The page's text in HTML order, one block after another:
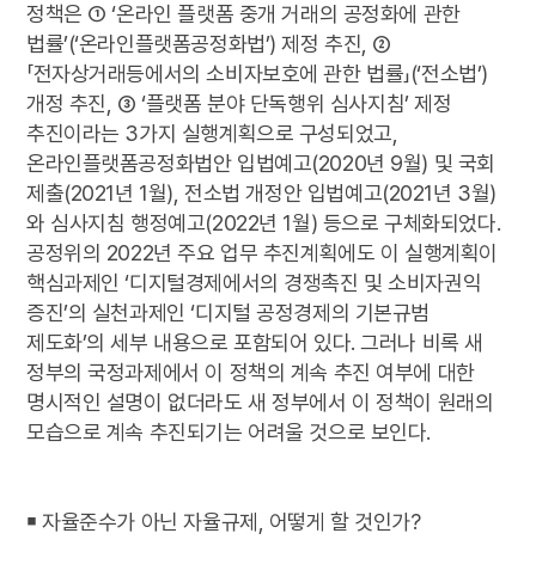
정책은 ① ‘온라인 플랫폼 중개 거래의 공정화에 관한
법률’(‘온라인플랫폼공정화법’) 제정 추진, ②
「전자상거래등에서의 소비자보호에 관한 법률」(‘전소법’)
개정 추진, ③ ‘플랫폼 분야 단독행위 심사지침’ 제정
추진이라는 3가지 실행계획으로 구성되었고,
온라인플랫폼공정화법안 입법예고(2020년 9월) 및 국회
제출(2021년 1월), 전소법 개정안 입법예고(2021년 3월)
와 심사지침 행정예고(2022년 1월) 등으로 구체화되었다.
공정위의 2022년 주요 업무 추진계획에도 이 실행계획이
핵심과제인 ‘디지털경제에서의 경쟁촉진 및 소비자권익
증진’의 실천과제인 ‘디지털 공정경제의 기본규범
제도화’의 세부 내용으로 포함되어 있다. 그러나 비록 새
정부의 국정과제에서 이 정책의 계속 추진 여부에 대한
명시적인 설명이 없더라도 새 정부에서 이 정책이 원래의
모습으로 계속 추진되기는 어려울 것으로 보인다.
￭ 자율준수가 아닌 자율규제, 어떻게 할 것인가?